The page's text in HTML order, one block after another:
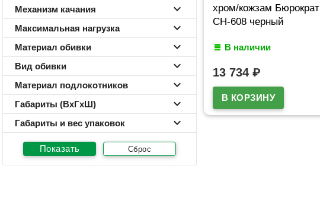
Механизм качания
Максимальная нагрузка
Материал обивки
Вид обивки
Материал подлокотников
Габариты (ВхГхШ)
Габариты и вес упаковок
Сброс
хром/кожзам Бюрократ
CH-608 черный
В наличии
13 734 ₽